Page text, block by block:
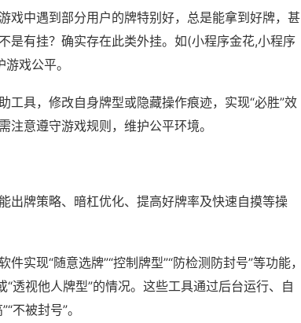
戏中遇到部分用户的牌特别好，总是能拿到好牌，甚
是有挂？确实存在此类外挂。如(小程序金花,小程序
戏公平。
工具，修改自身牌型或隐藏操作痕迹，实现“必胜”效
意遵守游戏规则，维护公平环境。
出牌策略、暗杠优化、提高好牌率及快速自摸等操
实现“随意选牌”“控制牌型”“防检测防封号”等功能，
透视他人牌型”的情况。这些工具通过后台运行、自
不被封号”。